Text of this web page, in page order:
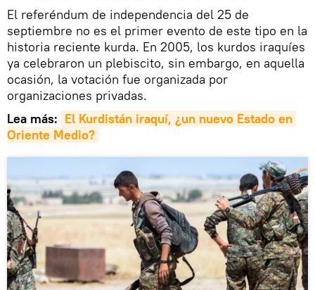
El referéndum de independencia del 25 de
septiembre no es el primer evento de este tipo en la
historia reciente kurda. En 2005, los kurdos iraquíes
ya celebraron un plebiscito, sin embargo, en aquella
ocasión, la votación fue organizada por
organizaciones privadas.
Lea más: El Kurdistán iraquí, ¿un nuevo Estado en
Oriente Medio?